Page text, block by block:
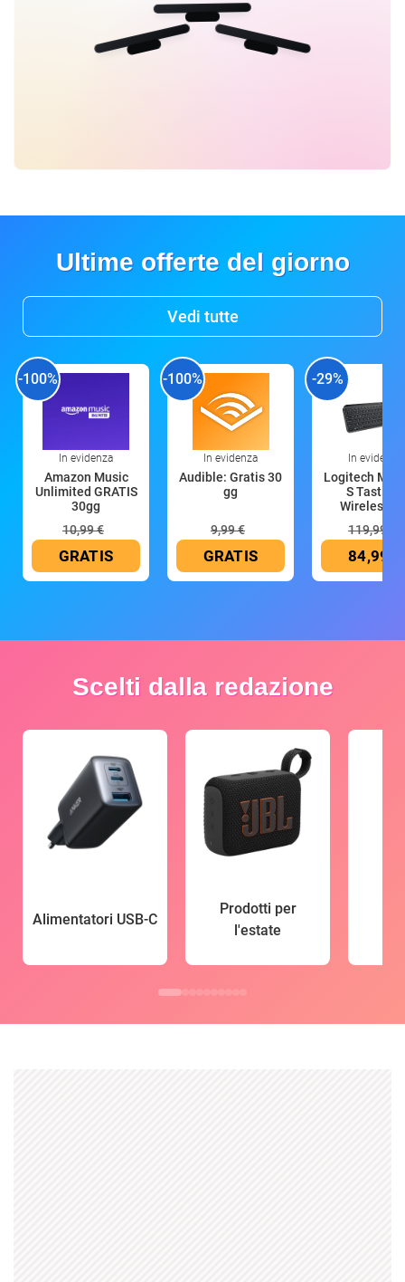
Ultime offerte del giorno
Vedi tutte
-100%
In evidenza
Amazon Music
Unlimited GRATIS
30gg
10,99 €
GRATIS
-100%
In evidenza
Audible: Gratis 30
gg
9,99 €
GRATIS
-29%
In evidenza
Logitech MX
S Tastiera
Wireless
119,99 €
84,99 €
Scelti dalla redazione
Alimentatori USB-C
Prodotti per
l'estate